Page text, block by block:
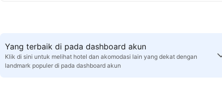
Yang terbaik di pada dashboard akun
Klik di sini untuk melihat hotel dan akomodasi lain yang dekat dengan
landmark populer di pada dashboard akun